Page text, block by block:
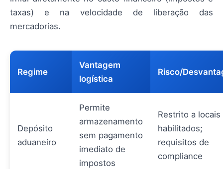
taxas) e na velocidade de liberação das
mercadorias.
Regime
Vantagem
logística
Risco/
Depósito
aduaneiro
Permite
armazenamento
sem pagamento
imediato de
impostos
Restrito a locais
habilitados;
requisitos de
compliance